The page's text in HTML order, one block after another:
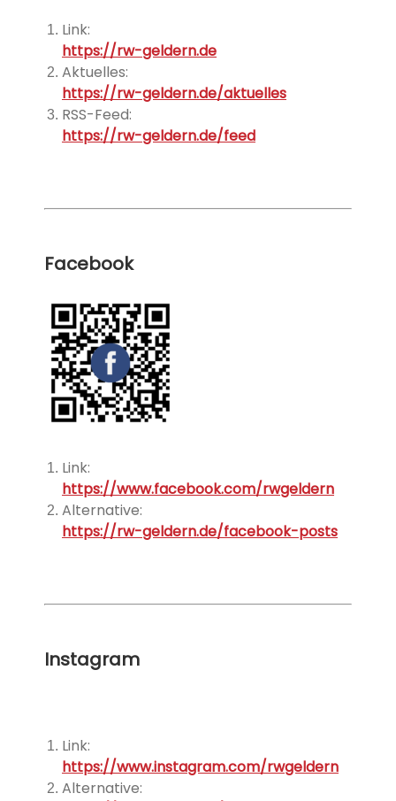
Link:
https://rw-geldern.de
Aktuelles:
https://rw-geldern.de/aktuelles
RSS-Feed:
https://rw-geldern.de/feed
Facebook
Link:
https://www.facebook.com/rwgeldern
Alternative:
https://rw-geldern.de/facebook-posts
Instagram
Link:
https://www.instagram.com/rwgeldern
Alternative: